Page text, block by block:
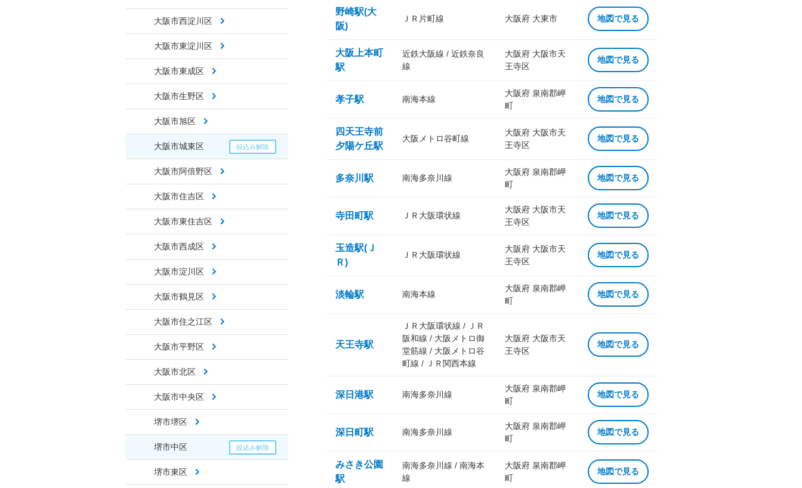
大阪市西淀川区
大阪市東淀川区
大阪市東成区
大阪市生野区
大阪市旭区
大阪市城東区
大阪市阿倍野区
大阪市住吉区
大阪市東住吉区
大阪市西成区
大阪市淀川区
大阪市鶴見区
大阪市住之江区
大阪市平野区
大阪市北区
大阪市中央区
堺市堺区
堺市中区
堺市東区
野崎駅(大
阪)
ＪＲ片町線 大阪府 大東市 地図で見る
大阪上本町
駅
近鉄大阪線 / 近鉄奈良
線
大阪府 大阪市天
王寺区
地図で見る
孝子駅 南海本線
大阪府 泉南郡岬
町
地図で見る
四天王寺前
夕陽ケ丘駅
大阪メトロ谷町線
大阪府 大阪市天
王寺区
地図で見る
多奈川駅 南海多奈川線
大阪府 泉南郡岬
町
地図で見る
寺田町駅 ＪＲ大阪環状線
大阪府 大阪市天
王寺区
地図で見る
玉造駅(Ｊ
Ｒ)
ＪＲ大阪環状線
大阪府 大阪市天
王寺区
地図で見る
淡輪駅 南海本線
大阪府 泉南郡岬
町
地図で見る
天王寺駅
ＪＲ大阪環状線 / ＪＲ
阪和線 / 大阪メトロ御
堂筋線 / 大阪メトロ谷
町線 / ＪＲ関西本線
大阪府 大阪市天
王寺区
地図で見る
深日港駅 南海多奈川線
大阪府 泉南郡岬
町
地図で見る
深日町駅 南海多奈川線
大阪府 泉南郡岬
町
地図で見る
みさき公園
駅
南海多奈川線 / 南海本
線
大阪府 泉南郡岬
町
地図で見る